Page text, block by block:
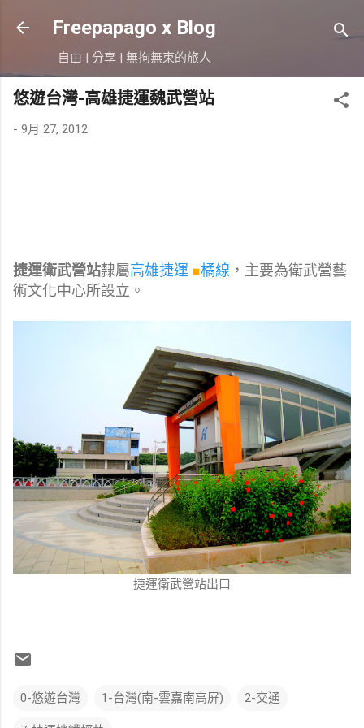
跳到主要內容
Freepapago x Blog
自由 | 分享 | 無拘無束的旅人
悠遊台灣-高雄捷運魏武營站
- 9月 27, 2012
捷運衛武營站隸屬高雄捷運 ■橘線 ，主要為衛武營藝
術文化中心所設立。
捷運衛武營站出口
0-悠遊台灣 1-台灣(南-雲嘉南高屏) 2-交通